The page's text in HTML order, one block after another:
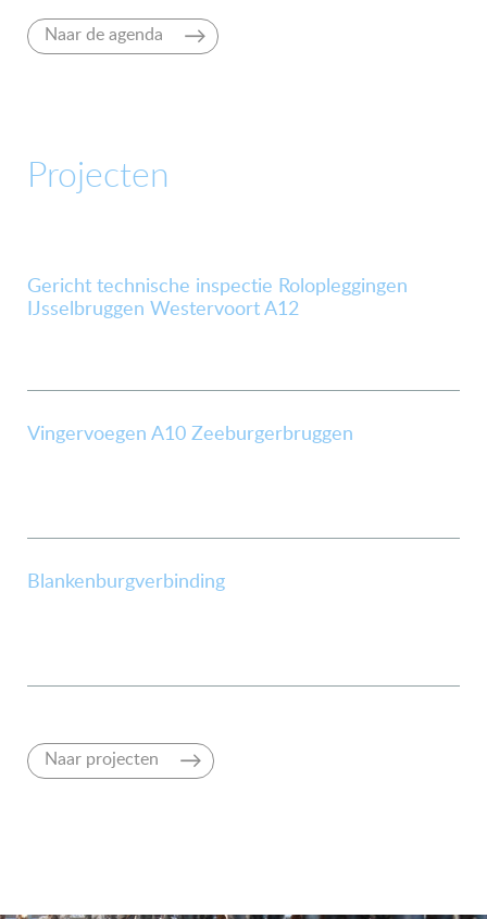
Naar de agenda
Projecten
Gericht technische inspectie Rolopleggingen
IJsselbruggen Westervoort A12
Vingervoegen A10 Zeeburgerbruggen
Blankenburgverbinding
Naar projecten